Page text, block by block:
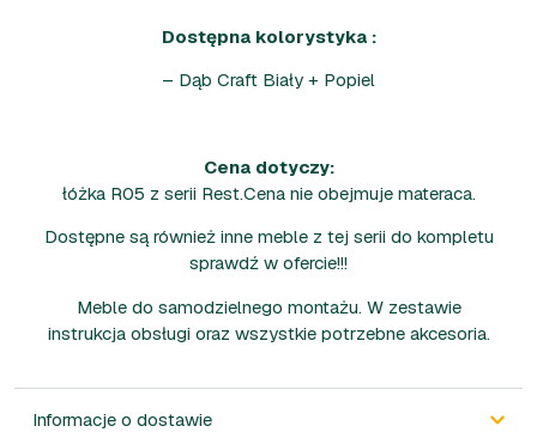
Dostępna kolorystyka :
– Dąb Craft Biały + Popiel
Cena dotyczy:
łóżka R05 z serii Rest.Cena nie obejmuje materaca.
Dostępne są również inne meble z tej serii do kompletu
sprawdź w ofercie!!!
Meble do samodzielnego montażu. W zestawie
instrukcja obsługi oraz wszystkie potrzebne akcesoria.
Informacje o dostawie